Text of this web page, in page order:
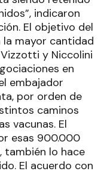
indicaron
El objetivo del
mayor cantidad
y Niccolini
en
embajador
por orden de
caminos
vacunas. El
esas 900.000
también lo hace
El acuerdo con